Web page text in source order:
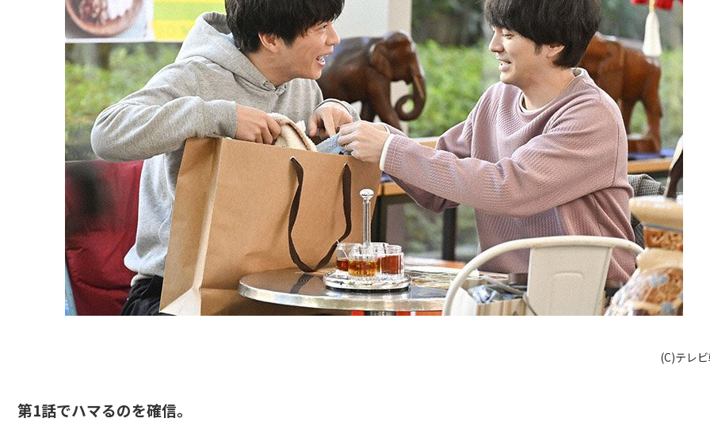
(C)テレ
第1話でハマるのを確信。